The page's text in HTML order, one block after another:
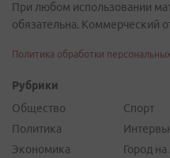
При любом использовании
обязательна. Коммерческий
Политика обработки
Рубрики
Общество
Политика
Экономика
Спорт
Город